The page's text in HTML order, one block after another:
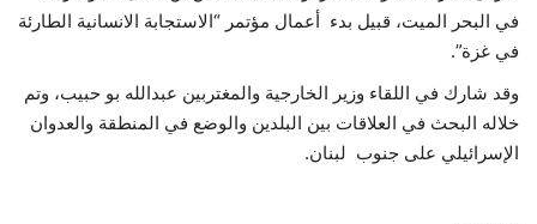
فيديو
حياة
في البحر الميت، قبيل بدء أعمال مؤتمر “الاستجابة الانسانية الطارئة
في غزة”.
وقد شارك في اللقاء وزير الخارجية والمغتربين عبدالله بو حبيب، وتم
خلاله البحث في العلاقات بين البلدين والوضع في المنطقة والعدوان
الإسرائيلي على جنوب لبنان.